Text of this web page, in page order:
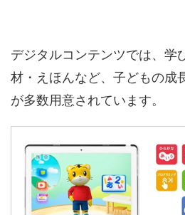
デジタルコンテンツでは、学
材・えほんなど、子どもの成
が多数用意されています。